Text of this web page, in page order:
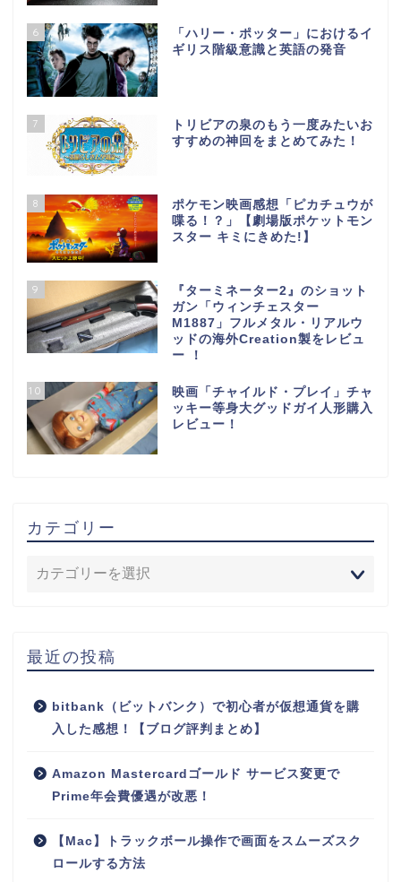
6
「ハリー・ポッター」におけるイ
ギリス階級意識と英語の発音
7
トリビアの泉のもう一度みたいお
すすめの神回をまとめてみた！
8
ポケモン映画感想「ピカチュウが
喋る！？」【劇場版ポケットモン
スター キミにきめた!】
9
『ターミネーター2』のショット
ガン「ウィンチェスター
M1887」フルメタル・リアルウ
ッドの海外Creation製をレビュ
ー ！
10
映画「チャイルド・プレイ」チャ
ッキー等身大グッドガイ人形購入
レビュー！
カテゴリー
最近の投稿
bitbank（ビットバンク）で初心者が仮想通貨を購
入した感想！【ブログ評判まとめ】
Amazon Mastercardゴールド サービス変更で
Prime年会費優遇が改悪！
【Mac】トラックボール操作で画面をスムーズスク
ロールする方法